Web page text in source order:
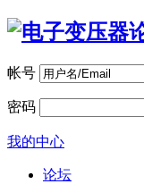
帐号
密码
我的中心
论坛